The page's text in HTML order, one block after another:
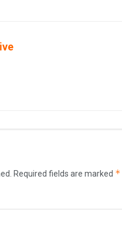
Required fields are marked *